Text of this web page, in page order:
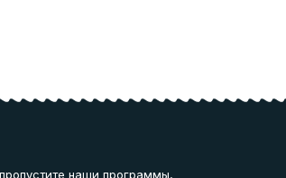
наши программы,